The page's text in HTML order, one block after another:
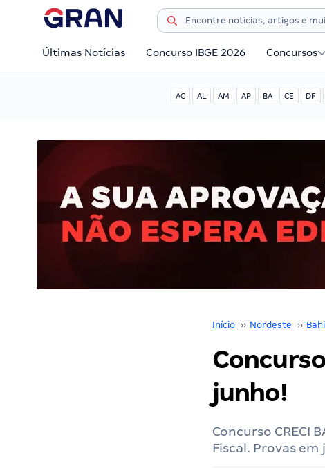
Últimas Notícias Concurso IBGE 2026 Concursos
AC AL AM AP BA CE DF
Início ›› Nordeste ››
junho!
Concurso CRECI
Fiscal. Provas em